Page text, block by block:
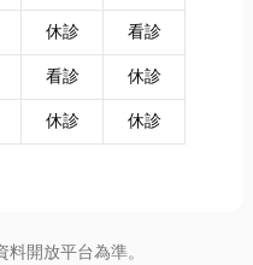
休診
看診
看診
休診
休診 休診
開放平台為準。